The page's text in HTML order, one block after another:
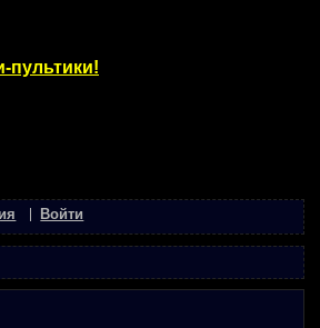
пультики!
Войти